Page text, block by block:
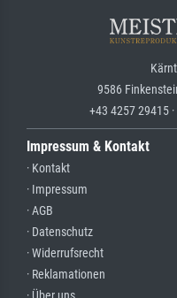
9586
+43 4257 29415
Impressum & Kontakt
· Kontakt
· Impressum
· AGB
· Datenschutz
· Widerrufsrecht
· Reklamationen